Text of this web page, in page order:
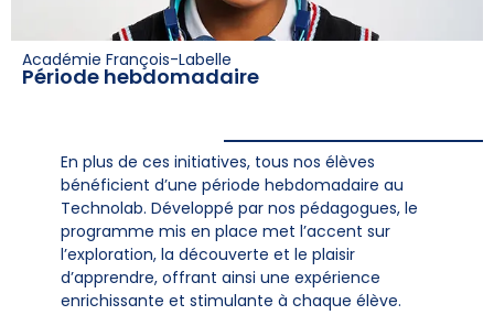
Académie François-Labelle
Période hebdomadaire
En plus de ces initiatives, tous nos élèves
bénéficient d’une période hebdomadaire au
Technolab. Développé par nos pédagogues, le
programme mis en place met l’accent sur
l’exploration, la découverte et le plaisir
d’apprendre, offrant ainsi une expérience
enrichissante et stimulante à chaque élève.